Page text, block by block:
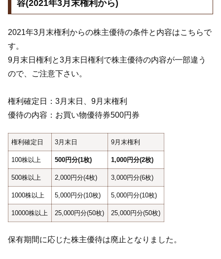
容(2021年3月末権利から)
2021年3月末権利からの株主優待の条件と内容はこちらで
す。
9月末日権利と3月末日権利で株主優待の内容が一部違う
ので、ご注意下さい。
権利確定日：3月末日、9月末権利
優待の内容：お買い物優待券500円券
権利確定日 3月末日 9月末権利
100株以上 500円分(1枚) 1,000円分(2枚)
500株以上 2,000円分(4枚) 3,000円分(6枚)
1000株以上 5,000円分(10枚) 5,000円分(10枚)
10000株以上 25,000円分(50枚) 25,000円分(50枚)
保有期間に応じた株主優待は廃止となりました。